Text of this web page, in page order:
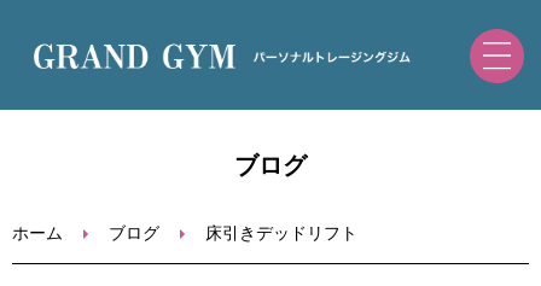
ブログ
ホーム ブログ 床引きデッドリフト